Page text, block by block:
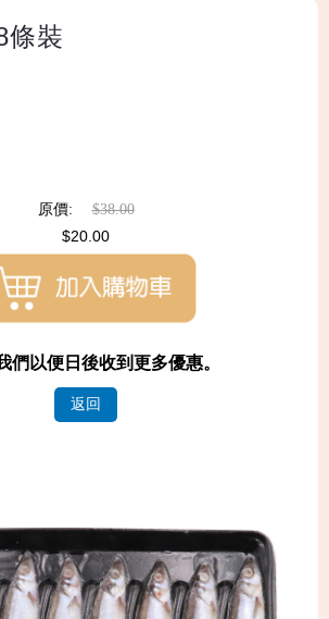
條裝
原價: $38.00
$20.00
們以便日後收到更多優惠。
返回